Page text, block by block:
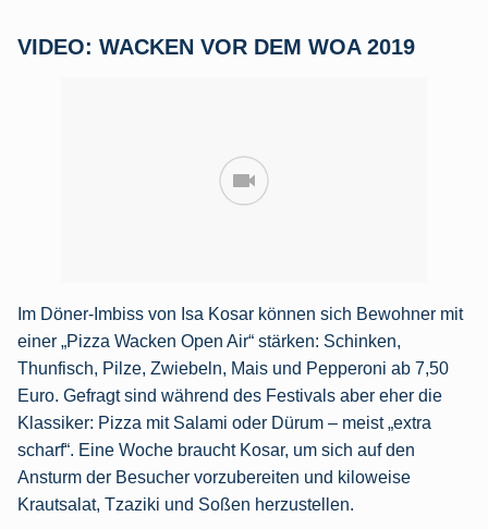
VIDEO: WACKEN VOR DEM WOA 2019
Im Döner-Imbiss von Isa Kosar können sich Bewohner mit
einer „Pizza Wacken Open Air“ stärken: Schinken,
Thunfisch, Pilze, Zwiebeln, Mais und Pepperoni ab 7,50
Euro. Gefragt sind während des Festivals aber eher die
Klassiker: Pizza mit Salami oder Dürum – meist „extra
scharf“. Eine Woche braucht Kosar, um sich auf den
Ansturm der Besucher vorzubereiten und kiloweise
Krautsalat, Tzaziki und Soßen herzustellen.